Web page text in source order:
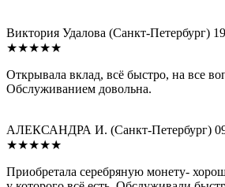
Виктория Удалова (Санкт-Петербург)
★★★★★
Открывала вклад, всё быстро, на все
Обслуживанием довольна.
АЛЕКСАНДРА И. (Санкт-Петербург)
★★★★★
Приобретала серебряную монету-